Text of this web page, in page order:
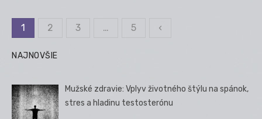
Stránkovanie
príspevkov
1 2 3 … 5 ‹
NAJNOVŠIE
Mužské zdravie: Vplyv životného štýlu na spánok,
stres a hladinu testosterónu